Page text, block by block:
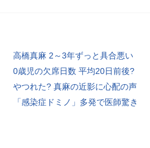
高橋真麻 2～3年ずっと具合悪い
0歳児の欠席日数 平均20日前後?
やつれた? 真麻の近影に心配の声
「感染症ドミノ」多発で医師驚き